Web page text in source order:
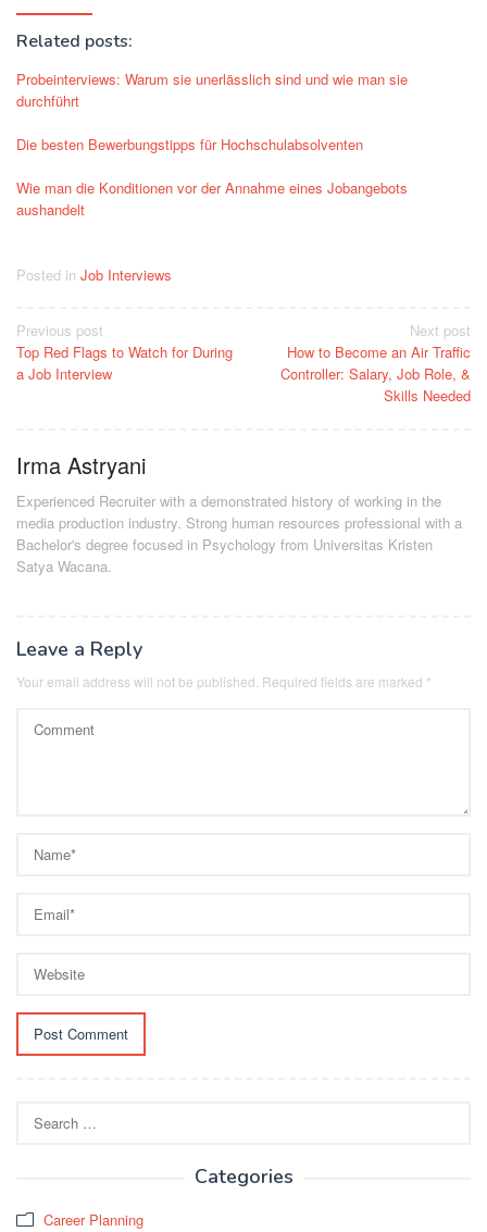
Related posts:
Probeinterviews: Warum sie unerlässlich sind und wie man sie
durchführt
Die besten Bewerbungstipps für Hochschulabsolventen
Wie man die Konditionen vor der Annahme eines Jobangebots
aushandelt
Posted in Job Interviews
Post
navigation
Previous post
Top Red Flags to Watch for During
a Job Interview
Next post
How to Become an Air Traffic
Controller: Salary, Job Role, &
Skills Needed
Irma Astryani
Experienced Recruiter with a demonstrated history of working in the
media production industry. Strong human resources professional with a
Bachelor's degree focused in Psychology from Universitas Kristen
Satya Wacana.
Leave a Reply
Your email address will not be published. Required fields are marked *
for:
Categories
Career Planning